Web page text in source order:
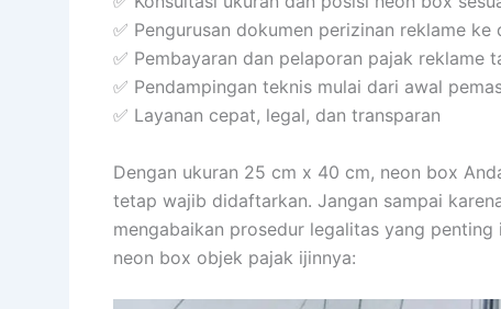
✅ Pengurusan dokumen perizinan reklame ke
✅ Pembayaran dan pelaporan pajak reklame
✅ Pendampingan teknis mulai dari awal
✅ Layanan cepat, legal, dan transparan
Dengan ukuran 25 cm x 40 cm, neon box
tetap wajib didaftarkan. Jangan sampai
mengabaikan prosedur legalitas yang
neon box objek pajak ijinnya: